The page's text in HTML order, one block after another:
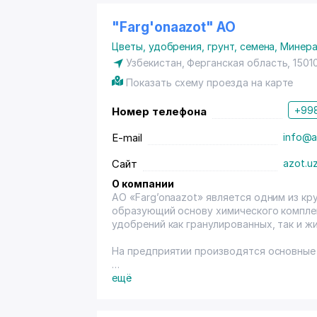
"Farg'onaazot" АО
Цветы, удобрения, грунт, семена ,
Узбекистан, Ферганская область,
Показать схему проезда на карте
Номер телефона
E-mail
Сайт
azot.uz
О компании
АО «Farg’onaazot» является одним из
образующий основу химического
удобрений как гранулированных, так и
На предприятии производятся
1. Карбамид
ещё